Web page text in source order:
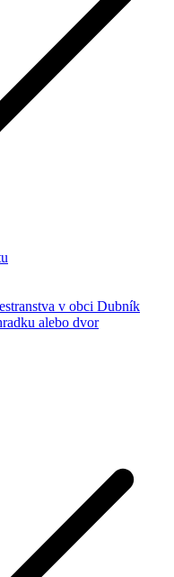
v obci Dubník
alebo dvor